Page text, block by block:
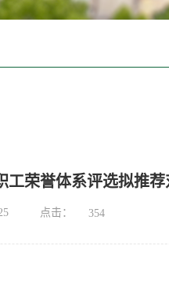
工荣誉体系评选拟推
点击： 354